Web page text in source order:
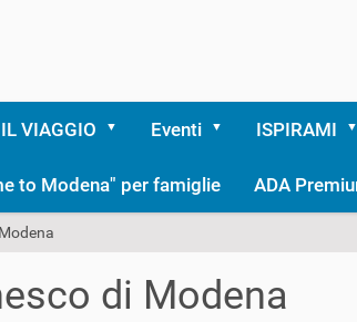
VIAGGIO Eventi ISPIRAMI
to Modena" per famiglie ADA
di Modena